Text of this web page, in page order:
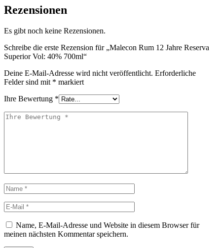
Rezensionen
Es gibt noch keine Rezensionen.
Schreibe die erste Rezension für „Malecon Rum 12 Jahre Reserva
Superior Vol: 40% 700ml“
Deine E-Mail-Adresse wird nicht veröffentlicht. Erforderliche
Felder sind mit * markiert
Ihre Bewertung *
Name, E-Mail-Adresse und Website in diesem Browser für
meinen nächsten Kommentar speichern.